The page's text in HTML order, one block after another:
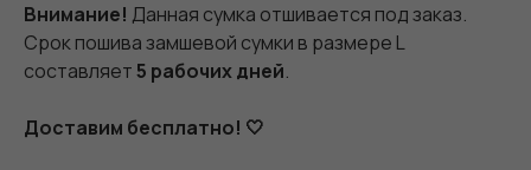
Внимание! Данная сумка отшивается под заказ.
Срок пошива замшевой сумки в размере L
составляет5 рабочих дней.
Доставим бесплатно! 🤍